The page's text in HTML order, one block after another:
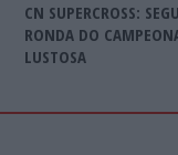
CN SUPERCROSS:
RONDA DO
LUSTOSA